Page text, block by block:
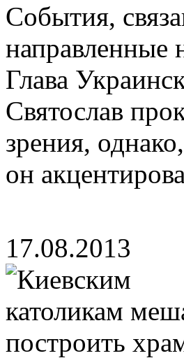
События,
направленные
Глава
Святослав
зрения,
он
17.08.2013